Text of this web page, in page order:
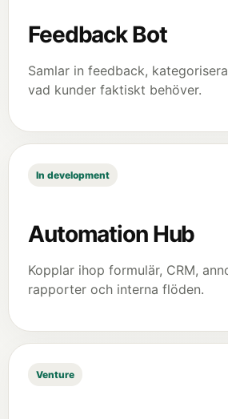
Feedback Bot
Samlar in feedback,
vad kunder faktiskt behöver.
In development
Automation Hub
Kopplar ihop formulär, CRM,
rapporter och interna flöden.
Venture